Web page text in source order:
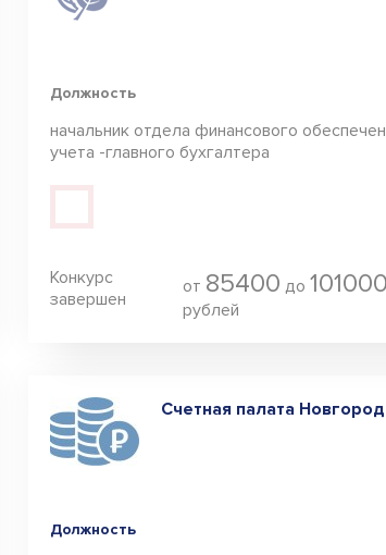
мр
мр
мр
мр
мр
Должность
начальник отдела финансового
учета -главного бухгалтера
Конкурс
завершен
от 85400 до101000
рублей
Счетная палата
Должность